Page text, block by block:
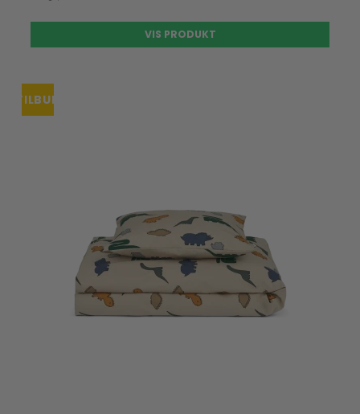
VIS PRODUKT
TILBUD